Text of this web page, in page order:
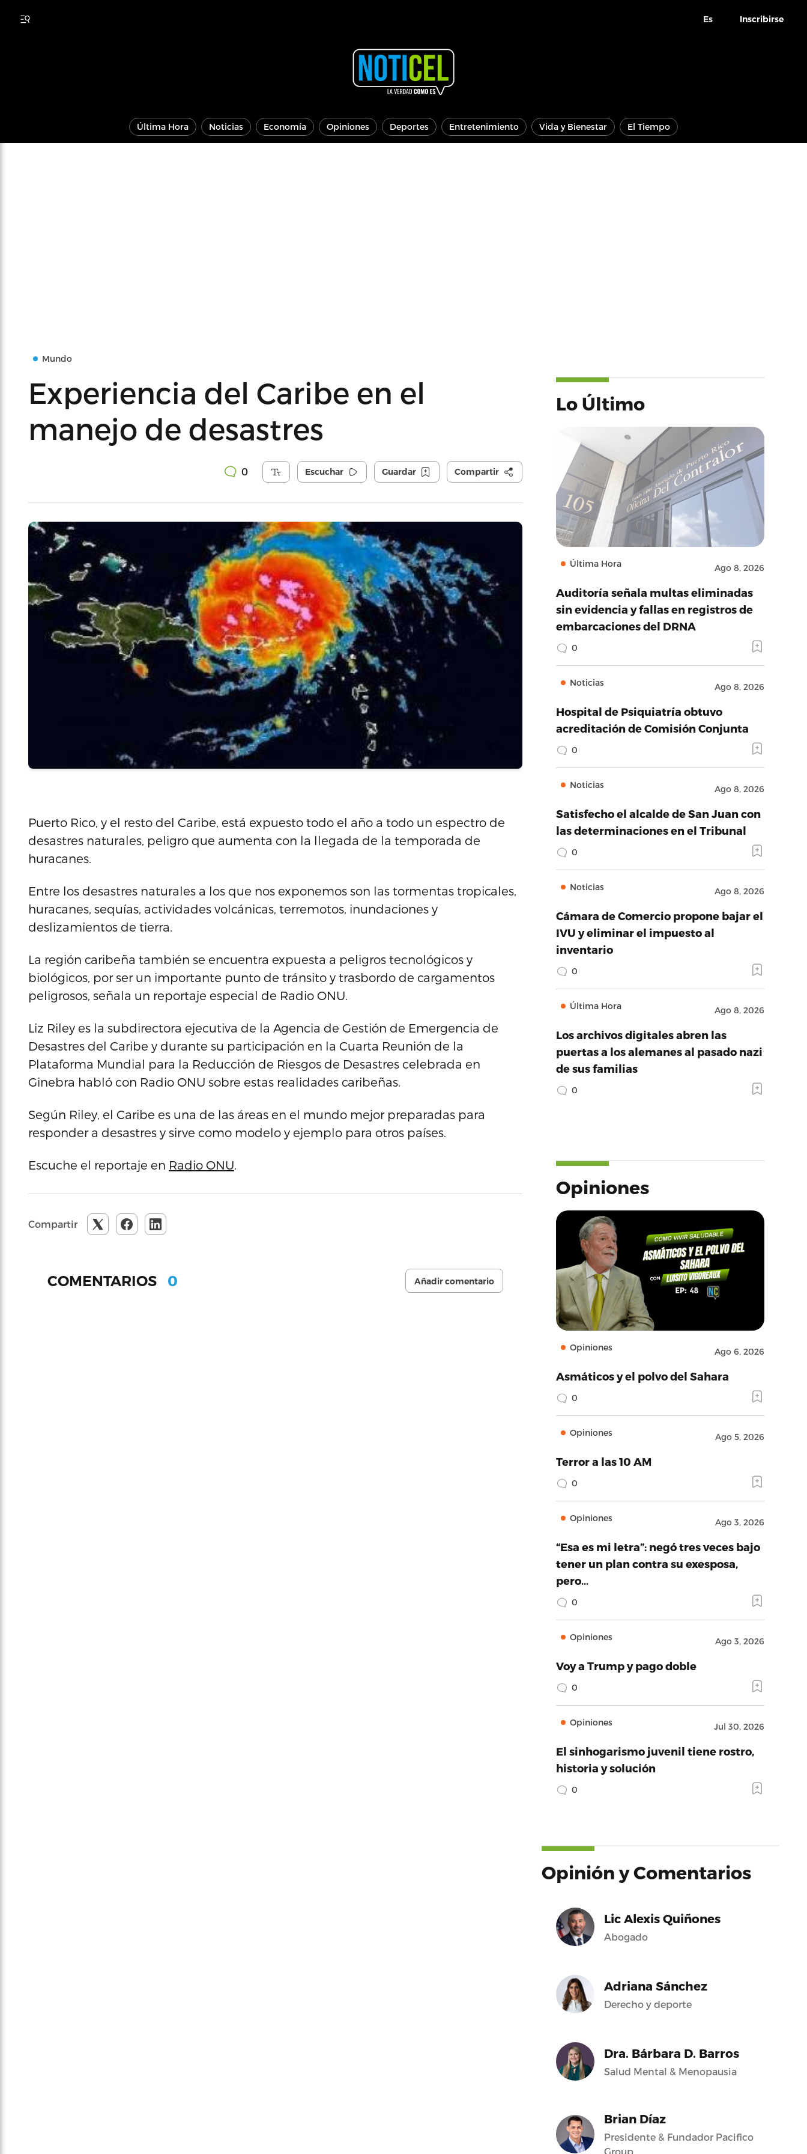
Es Inscribirse
Última Hora Noticias Economía Opiniones Deportes Entretenimiento Vida y Bienestar El Tiempo
Mundo
Experiencia del Caribe en el
manejo de desastres
0 Escuchar Guardar Compartir
Puerto Rico, y el resto del Caribe, está expuesto todo el año a todo un espectro de
desastres naturales, peligro que aumenta con la llegada de la temporada de
huracanes.
Entre los desastres naturales a los que nos exponemos son las tormentas tropicales,
huracanes, sequías, actividades volcánicas, terremotos, inundaciones y
deslizamientos de tierra.
La región caribeña también se encuentra expuesta a peligros tecnológicos y
biológicos, por ser un importante punto de tránsito y trasbordo de cargamentos
peligrosos, señala un reportaje especial de Radio ONU.
Liz Riley es la subdirectora ejecutiva de la Agencia de Gestión de Emergencia de
Desastres del Caribe y durante su participación en la Cuarta Reunión de la
Plataforma Mundial para la Reducción de Riesgos de Desastres celebrada en
Ginebra habló con Radio ONU sobre estas realidades caribeñas.
Según Riley, el Caribe es una de las áreas en el mundo mejor preparadas para
responder a desastres y sirve como modelo y ejemplo para otros países.
Escuche el reportaje en Radio ONU.
Compartir
COMENTARIOS 0 Añadir comentario
Lo Último
Última Hora Ago 8, 2026
Auditoría señala multas eliminadas
sin evidencia y fallas en registros de
embarcaciones del DRNA
0
Noticias Ago 8, 2026
Hospital de Psiquiatría obtuvo
acreditación de Comisión Conjunta
0
Noticias Ago 8, 2026
Satisfecho el alcalde de San Juan con
las determinaciones en el Tribunal
0
Noticias Ago 8, 2026
Cámara de Comercio propone bajar el
IVU y eliminar el impuesto al
inventario
0
Última Hora Ago 8, 2026
Los archivos digitales abren las
puertas a los alemanes al pasado nazi
de sus familias
0
Opiniones
Opiniones Ago 6, 2026
Asmáticos y el polvo del Sahara
0
Opiniones Ago 5, 2026
Terror a las 10 AM
0
Opiniones Ago 3, 2026
“Esa es mi letra”: negó tres veces bajo
tener un plan contra su exesposa,
pero…
0
Opiniones Ago 3, 2026
Voy a Trump y pago doble
0
Opiniones Jul 30, 2026
El sinhogarismo juvenil tiene rostro,
historia y solución
0
Opinión y Comentarios
Lic Alexis Quiñones
Abogado
Adriana Sánchez
Derecho y deporte
Dra. Bárbara D. Barros
Salud Mental & Menopausia
Brian Díaz
Presidente & Fundador Pacifico
Group